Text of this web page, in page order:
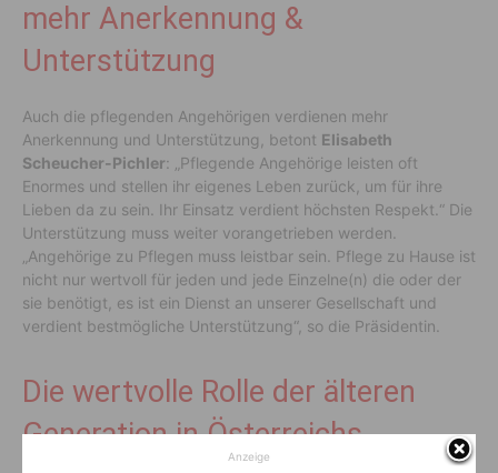
mehr Anerkennung &
Unterstützung
Auch die pflegenden Angehörigen verdienen mehr
Anerkennung und Unterstützung, betont Elisabeth
Scheucher-Pichler: „Pflegende Angehörige leisten oft
Enormes und stellen ihr eigenes Leben zurück, um für ihre
Lieben da zu sein. Ihr Einsatz verdient höchsten Respekt.“ Die
Unterstützung muss weiter vorangetrieben werden.
„Angehörige zu Pflegen muss leistbar sein. Pflege zu Hause ist
nicht nur wertvoll für jeden und jede Einzelne(n) die oder der
sie benötigt, es ist ein Dienst an unserer Gesellschaft und
verdient bestmögliche Unterstützung“, so die Präsidentin.
Die wertvolle Rolle der älteren
Generation in Österreichs
Anzeige